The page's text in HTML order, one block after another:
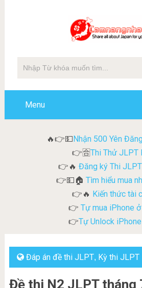
Menu
🔥👉💵Nhận 500 Yên
👉🈴Thi Thử JLPT
👉🔥 Đăng ký Thi
👉💵🏠Tìm hiểu mua
👉🔥 Kiến thức tài
👉 Tự mua iPhone
👉Tự Unlock
Đáp án đề thi JLPT, Kỳ thi JLPT
Đề thi N2 JLPT tháng